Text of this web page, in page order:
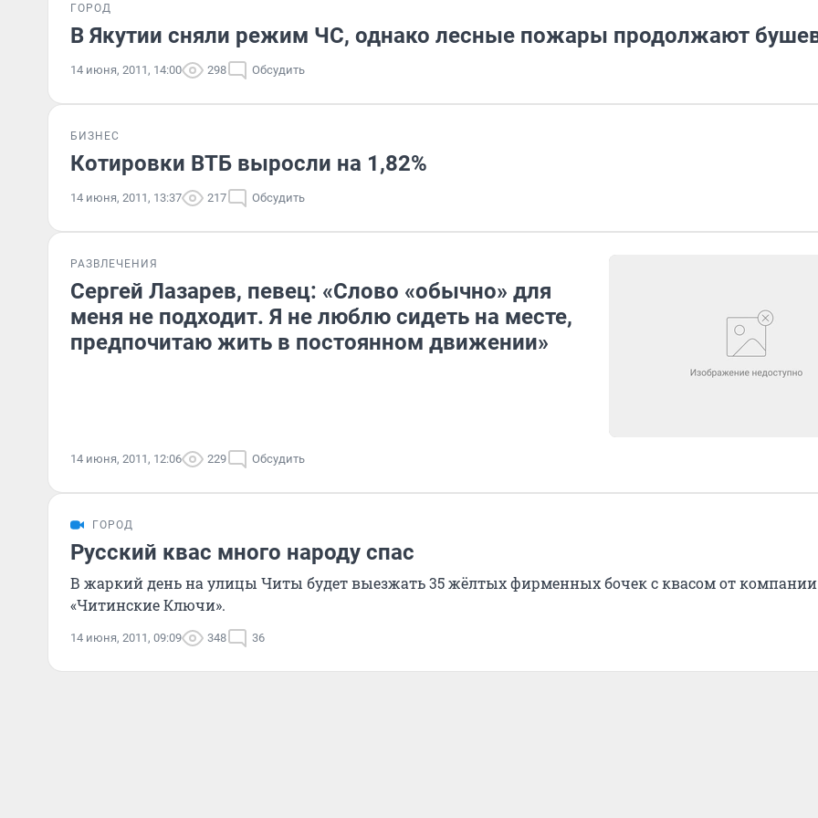
ГОРОД
В Якутии сняли режим ЧС, однако лесные пожары продолжают
14 июня, 2011, 14:00 298 Обсудить
БИЗНЕС
Котировки ВТБ выросли на 1,82%
14 июня, 2011, 13:37 217 Обсудить
РАЗВЛЕЧЕНИЯ
Сергей Лазарев, певец: «Слово «обычно» для
меня не подходит. Я не люблю сидеть на месте,
предпочитаю жить в постоянном движении»
14 июня, 2011, 12:06 229 Обсудить
ГОРОД
Русский квас много народу спас
В жаркий день на улицы Читы будет выезжать 35 жёлтых фирменных бочек с квасом от компании
«Читинские Ключи».
14 июня, 2011, 09:09 348 36